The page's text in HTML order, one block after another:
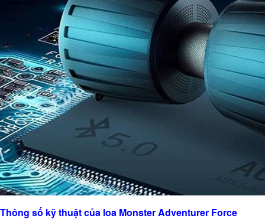
Thông số kỹ thuật của loa Monster Adventurer Force